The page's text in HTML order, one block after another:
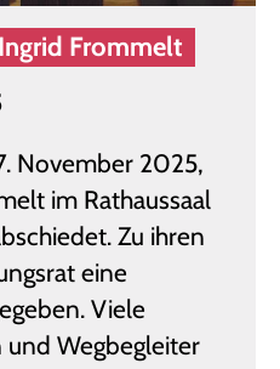
Frommelt
November 2025,
im Rathaussaal
Zu ihren
eine
Viele
Wegbegleiter